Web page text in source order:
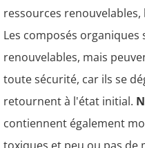
ressources
Les composés
renouvelables, mais
toute sécurité, car ils se
retournent à l'état initial.
contiennent également